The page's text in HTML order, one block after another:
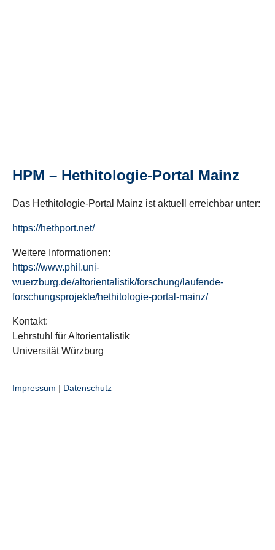
HPM – Hethitologie-Portal Mainz
Das Hethitologie-Portal Mainz ist aktuell erreichbar unter:
https://hethport.net/
Weitere Informationen:
https://www.phil.uni-
wuerzburg.de/altorientalistik/forschung/laufende-
forschungsprojekte/hethitologie-portal-mainz/
Kontakt:
Lehrstuhl für Altorientalistik
Universität Würzburg
Impressum | Datenschutz